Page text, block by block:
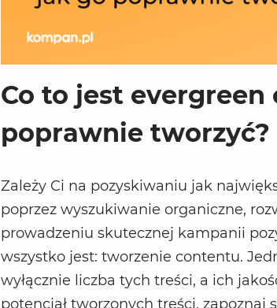
Co to jest
poprawnie tworzyć?
Zależy Ci na pozyskiwaniu jak
poprzez wyszukiwanie organiczne,
prowadzeniu skutecznej kampanii
wszystko jest: tworzenie contentu.
wyłącznie liczba tych treści, a ich
potencjał tworzonych treści, zapoznaj